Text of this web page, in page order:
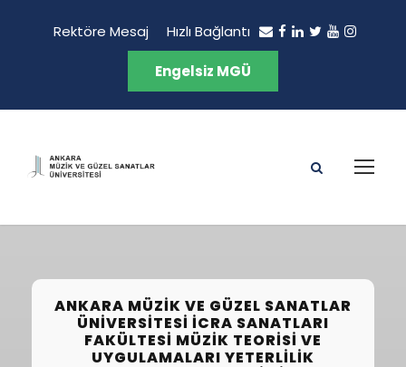
Rektöre Mesaj Hızlı Bağlantı
Engelsiz MGÜ
ANKARA MÜZIK VE GÜZEL SANATLAR
ÜNIVERSITESI İCRA SANATLARI
FAKÜLTESI MÜZIK TEORISI VE
UYGULAMALARI YETERLILIK